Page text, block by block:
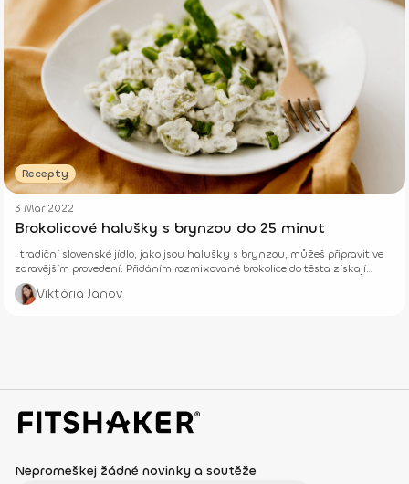
Recepty
3 Mar 2022
Brokolicové halušky s brynzou do 25 minut
I tradiční slovenské jídlo, jako jsou halušky s brynzou, můžeš připravit ve
zdravějším provedení. Přidáním rozmixované brokolice do těsta získají
vyšší nutriční hodnotu, např. zvýšíme obsah prospěšné vlákniny.
Viktória Janov
Nepromeškej žádné novinky a soutěže